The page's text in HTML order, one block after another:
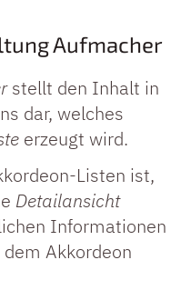
Aufmacher
stellt den Inhalt in
dar, welches
erzeugt wird.
Listen ist,
Detailansicht
Informationen
Akkordeon